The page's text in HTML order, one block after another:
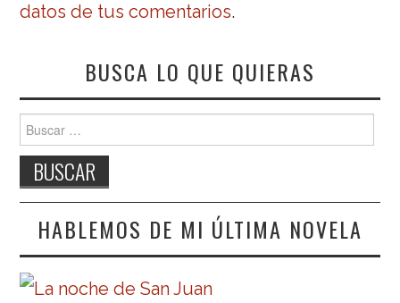
datos de tus comentarios.
BUSCA LO QUE QUIERAS
Buscar:
HABLEMOS DE MI ÚLTIMA NOVELA